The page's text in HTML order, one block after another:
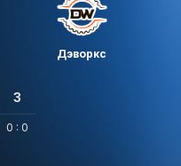
Дэворкс
3
0 : 0